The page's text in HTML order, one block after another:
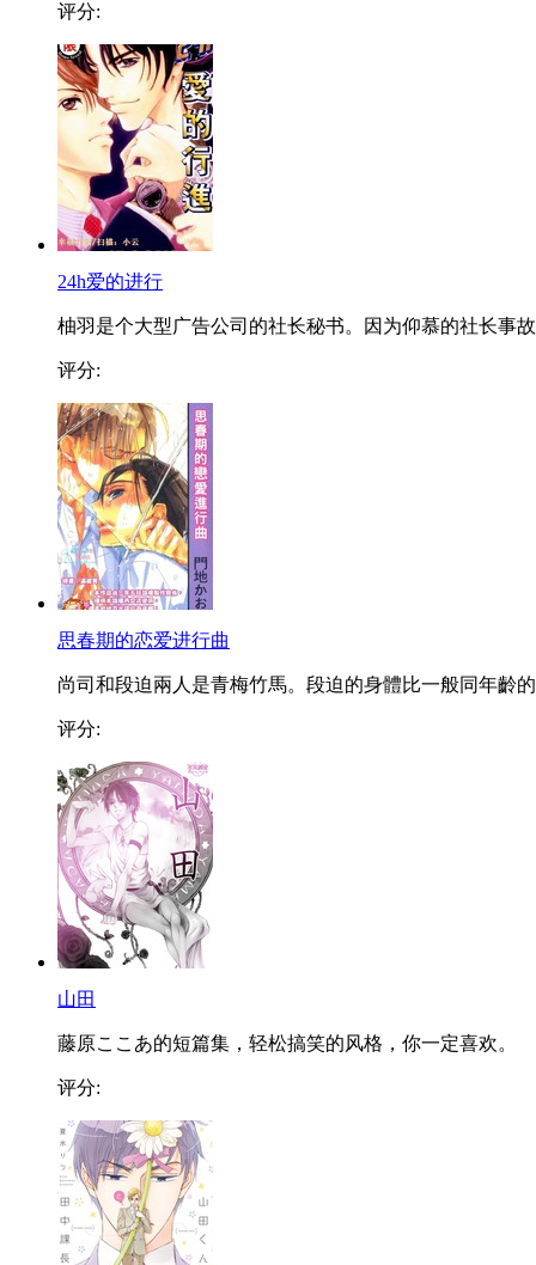
评分:
24h爱的进行
柚羽是个大型广告公司的社长秘书。因为仰慕的社长事
评分:
思春期的恋爱进行曲
尚司和段迫兩人是青梅竹馬。段迫的身體比一般同年齡
评分:
山田
藤原ここあ的短篇集，轻松搞笑的风格，你一定喜欢。
评分: